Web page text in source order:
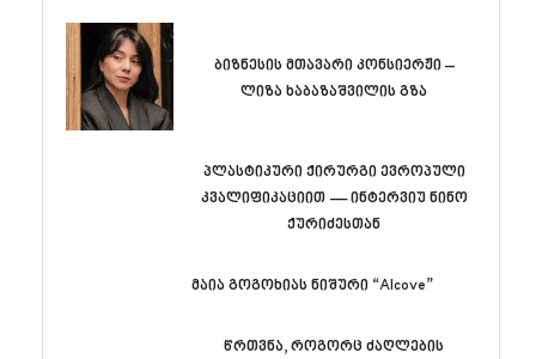
ბიზნესის მთავარი კონსიერჟი –
ლიზა ხაბაზაშვილის გზა
პლასტიკური ქირურგი ევროპული
კვალიფიკაციით — ინტერვიუ ნინო
ქურიძესთან
მაია გოგოხიას ნიშური “Alcove”
წრთვნა, როგორც ძაღლების